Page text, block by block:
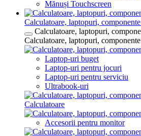
Mănuși Touchscreen
Calculatoare, laptopuri,
Calculatoare, laptopuri,
Calculatoare, laptopuri,
Laptop-uri buget
Laptop-uri pentru jocuri
Laptop-uri pentru serviciu
Ultrabook-uri
Calculatoare
Accesorii pentru monitor